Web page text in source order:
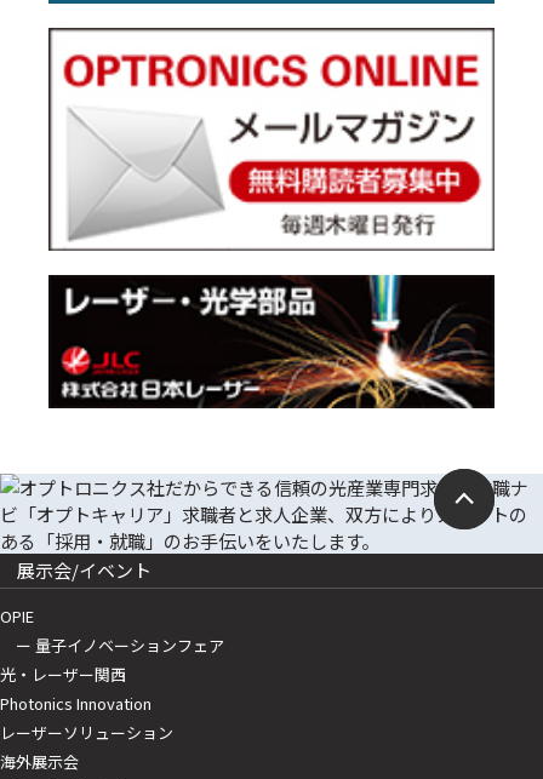
展示会/イベント
OPIE
ー 量子イノベーションフェア
光・レーザー関西
Photonics Innovation
レーザーソリューション
海外展示会